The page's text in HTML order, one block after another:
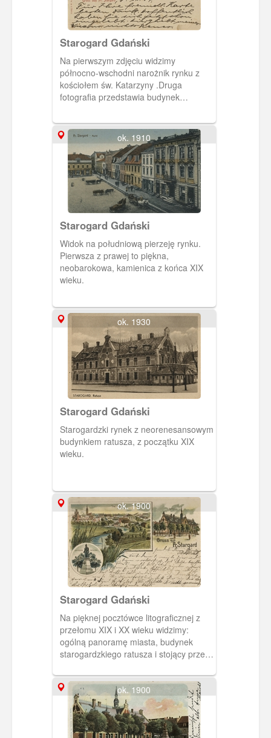
Starogard Gdański
Na pierwszym zdjęciu widzimy
północno-wschodni narożnik rynku z
kościołem św. Katarzyny .Druga
fotografia przedstawia budynek
ok. 1910
Starogard Gdański
Widok na południową pierzeję rynku.
Pierwsza z prawej to piękna,
neobarokowa, kamienica z końca XIX
wieku.
ok. 1930
Starogard Gdański
Starogardzki rynek z neorenesansowym
budynkiem ratusza, z początku XIX
wieku.
ok. 1900
Starogard Gdański
Na pięknej pocztówce litograficznej z
przełomu XIX i XX wieku widzimy:
ogólną panoramę miasta, budynek
starogardzkiego ratusza i stojący przed
ok. 1900